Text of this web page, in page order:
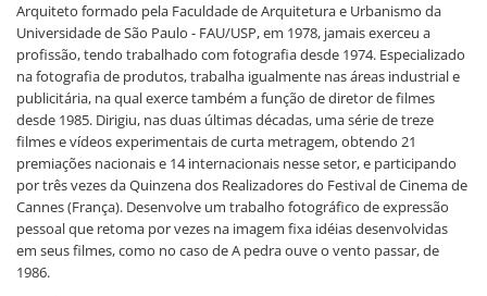
Arquiteto formado pela Faculdade de Arquitetura e Urbanismo da
Universidade de São Paulo - FAU/USP, em 1978, jamais exerceu a
profissão, tendo trabalhado com fotografia desde 1974. Especializado
na fotografia de produtos, trabalha igualmente nas áreas industrial e
publicitária, na qual exerce também a função de diretor de filmes
desde 1985. Dirigiu, nas duas últimas décadas, uma série de treze
filmes e vídeos experimentais de curta metragem, obtendo 21
premiações nacionais e 14 internacionais nesse setor, e participando
por três vezes da Quinzena dos Realizadores do Festival de Cinema de
Cannes (França). Desenvolve um trabalho fotográfico de expressão
pessoal que retoma por vezes na imagem fixa idéias desenvolvidas
em seus filmes, como no caso de A pedra ouve o vento passar, de
1986.